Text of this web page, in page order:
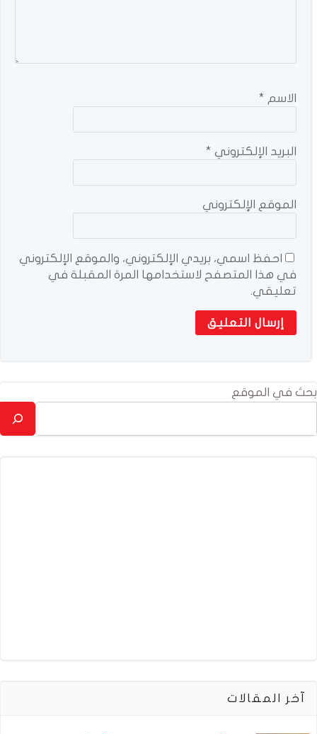
الاسم *
البريد الإلكتروني *
الموقع الإلكتروني
احفظ اسمي، بريدي الإلكتروني، والموقع الإلكتروني
في هذا المتصفح لاستخدامها المرة المقبلة في
تعليقي.
بحث في الموقع
آخر المقالات